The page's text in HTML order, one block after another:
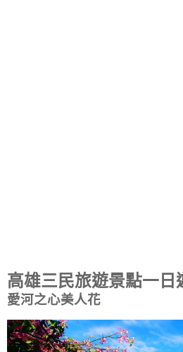
高雄三民旅遊景點一日
愛河之心美人花